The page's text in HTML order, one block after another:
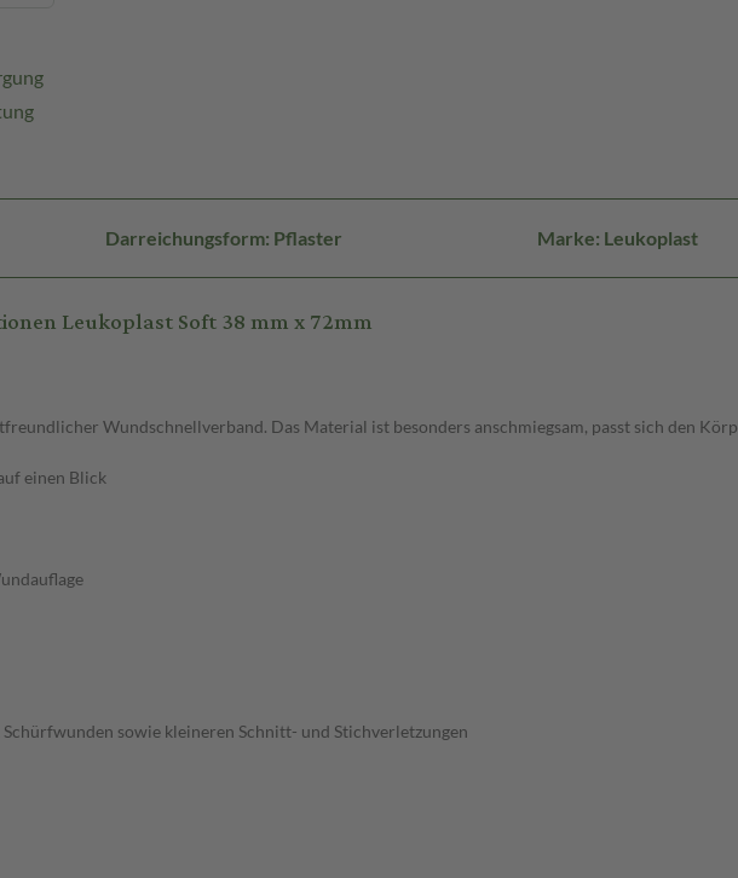
Darreichungsform: Pflaster Marke: Leukoplast
Leukoplast Soft 38 mm x 72mm
Wundschnellverband. Das Material ist besonders anschmiegsam, passt sich den
einen Blick
sowie kleineren Schnitt- und Stichverletzungen